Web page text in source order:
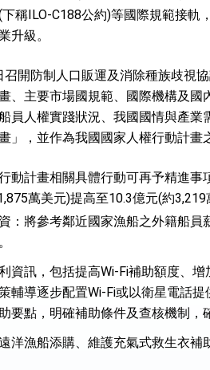
自由世界 需要台灣，團結合作方能守
會 說明臺美合作三大戰略方向 盼與
，闡述印太安全局勢，籲深化台印尼
灣重要合作夥伴
基金會」訪問團一行，深化跨大西洋
時間完成「臺美對等貿易協定」簽署
得有利戰略地位 全力支持「臺美對等
厚數位實力，達成固邦榮邦目標
合作策略小組」跨部會會議
支持「總合外交」與台歐美日關係深化
稱ILO-C188公約)等國際規範接
升級。
開防制人口販運及消除種族歧視
、主要市場國規範、國際機構及國
員人權實踐狀況、我國國情與產
」，並作為我國國家人權行動計畫
動計畫相關具體行動可再予精進
萬美元)提高至10.3億元(約3,219
：將參考鄰近國家漁船之外籍船
資訊，包括提高Wi-Fi補助額度、
輔導逐步配置Wi-Fi或以衛星電話
要點，明確補助條件及查核機制，
洋漁船添購、維護充氣式救生衣